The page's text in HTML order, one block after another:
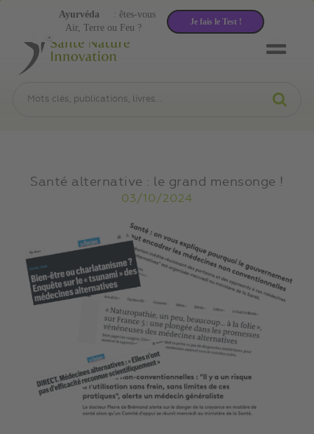
Santé alternative : le grand mensonge !
03/10/2024
Air, Terre ou Feu ?
Ayurvéda : êtes-vous
Je fais le Test !